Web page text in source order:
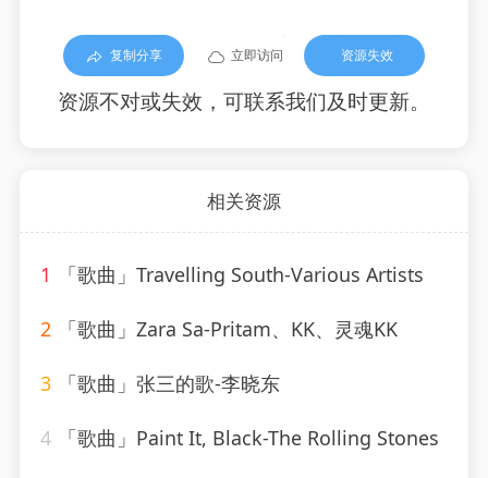
复制分享 立即访问 资源失效
资源不对或失效，可联系我们及时更新。
相关资源
1 「歌曲」Travelling South-Various Artists
2 「歌曲」Zara Sa-Pritam、KK、灵魂KK
3 「歌曲」张三的歌-李晓东
4 「歌曲」Paint It, Black-The Rolling Stones